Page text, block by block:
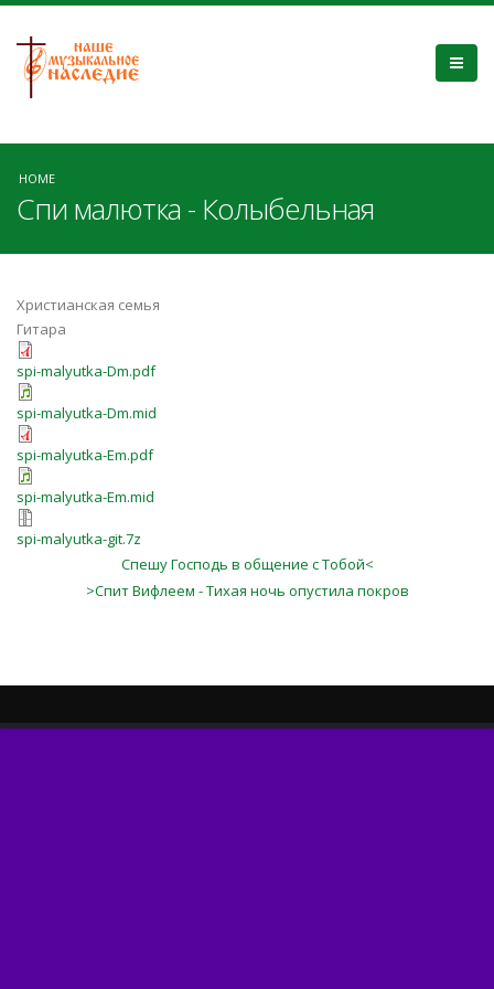
HOME
Спи малютка - Колыбельная
Христианская семья
Гитара
spi-malyutka-Dm.pdf
spi-malyutka-Dm.mid
spi-malyutka-Em.pdf
spi-malyutka-Em.mid
spi-malyutka-git.7z
Спешу Господь в общение с Тобой<
>Спит Вифлеем - Тихая ночь опустила покров